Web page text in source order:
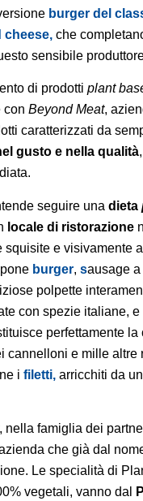
burger del
cheese, che
sensibile
di prodotti plant
con Beyond Meat,
caratterizzati da
gusto e nella qualità
seguire una dieta
locale di ristorazione
squisite e visivamente
burger, sausage
polpette
con spezie italiane, e
perfettamente la
cannelloni e mille altre
i filetti, arricchiti da
, nella famiglia dei
che già dal
Le specialità di
vegetali, vanno dal